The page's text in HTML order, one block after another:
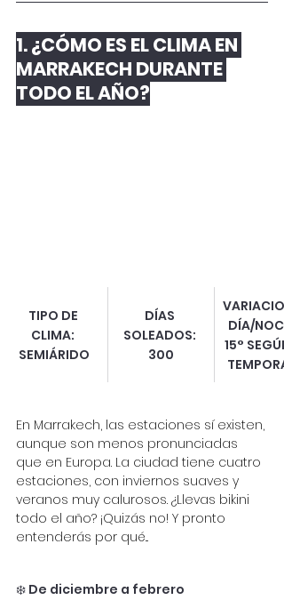
1. ¿CÓMO ES EL CLIMA EN
MARRAKECH DURANTE
TODO EL AÑO?
TIPO DE
CLIMA:
SEMIÁRIDO
DÍAS
SOLEADOS:
300
DÍA/
15°
En Marrakech, las estaciones sí existen,
aunque son menos pronunciadas
que en Europa. La ciudad tiene cuatro
estaciones, con inviernos suaves y
veranos muy calurosos. ¿Llevas bikini
todo el año? ¡Quizás no! Y pronto
entenderás por qué...
❄️ De diciembre a febrero